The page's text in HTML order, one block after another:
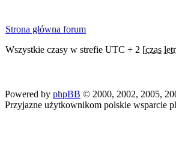
Strona główna forum
Wszystkie czasy w strefie UTC + 2 [czas
Powered by phpBB © 2000, 2002, 2005,
Przyjazne użytkownikom polskie wsparcie